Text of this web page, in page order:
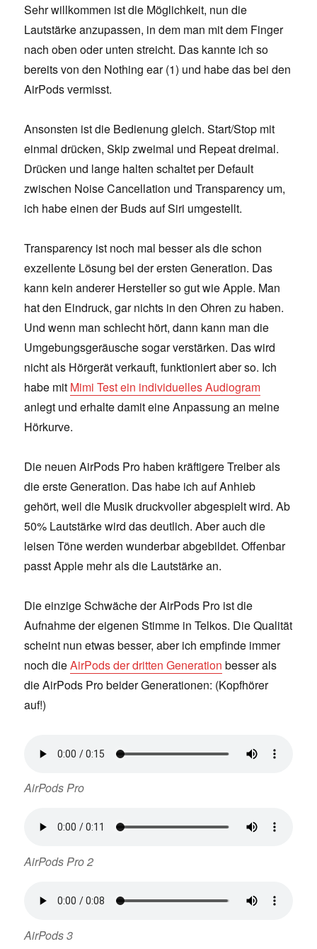
Sehr willkommen ist die Möglichkeit, nun die
Lautstärke anzupassen, in dem man mit dem Finger
nach oben oder unten streicht. Das kannte ich so
bereits von den Nothing ear (1) und habe das bei den
AirPods vermisst.
Ansonsten ist die Bedienung gleich. Start/Stop mit
einmal drücken, Skip zweimal und Repeat dreimal.
Drücken und lange halten schaltet per Default
zwischen Noise Cancellation und Transparency um,
ich habe einen der Buds auf Siri umgestellt.
Transparency ist noch mal besser als die schon
exzellente Lösung bei der ersten Generation. Das
kann kein anderer Hersteller so gut wie Apple. Man
hat den Eindruck, gar nichts in den Ohren zu haben.
Und wenn man schlecht hört, dann kann man die
Umgebungsgeräusche sogar verstärken. Das wird
nicht als Hörgerät verkauft, funktioniert aber so. Ich
habe mit Mimi Test ein individuelles Audiogram
anlegt und erhalte damit eine Anpassung an meine
Hörkurve.
Die neuen AirPods Pro haben kräftigere Treiber als
die erste Generation. Das habe ich auf Anhieb
gehört, weil die Musik druckvoller abgespielt wird. Ab
50% Lautstärke wird das deutlich. Aber auch die
leisen Töne werden wunderbar abgebildet. Offenbar
passt Apple mehr als die Lautstärke an.
Die einzige Schwäche der AirPods Pro ist die
Aufnahme der eigenen Stimme in Telkos. Die Qualität
scheint nun etwas besser, aber ich empfinde immer
noch dieAirPods der dritten Generation besser als
die AirPods Pro beider Generationen: (Kopfhörer
auf!)
AirPods Pro
AirPods Pro 2
AirPods 3